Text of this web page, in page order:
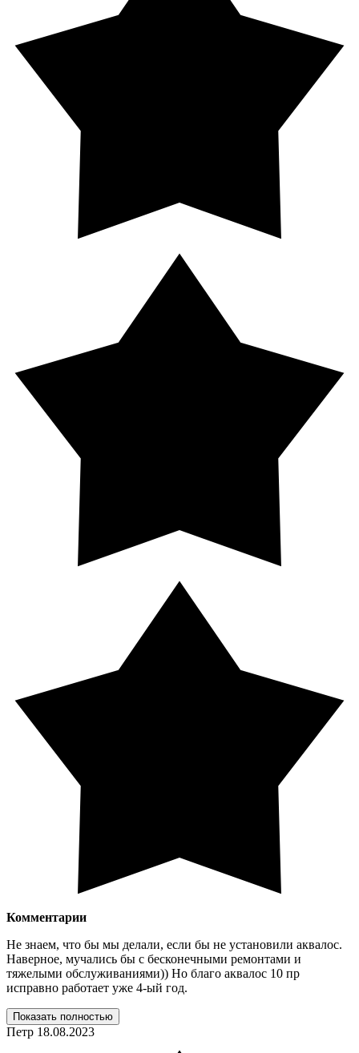
Комментарии
Не знаем, что бы мы делали, если бы не установили аквалос.
Наверное, мучались бы с бесконечными ремонтами и
тяжелыми обслуживаниями)) Но благо аквалос 10 пр
исправно работает уже 4-ый год.
Показать полностью
Петр 18.08.2023